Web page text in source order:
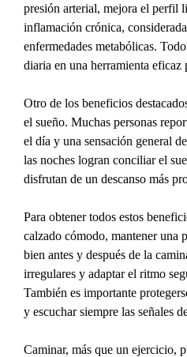
presión arterial, mejora el perfil
inflamación crónica,
enfermedades metabólicas.
diaria en una herramienta eficaz
Otro de los beneficios
el sueño. Muchas personas
el día y una sensación general
las noches logran conciliar el
disfrutan de un descanso más
Para obtener todos estos
calzado cómodo, mantener una
bien antes y después de la
irregulares y adaptar el ritmo
También es importante
y escuchar siempre las señales
Caminar, más que un ejercicio,